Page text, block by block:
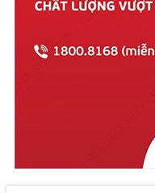
Vĩnh Phúc
Vũng Tàu